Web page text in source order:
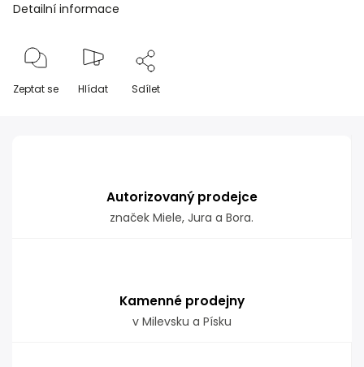
Detailní informace
Zeptat se Hlídat Sdílet
Autorizovaný prodejce
značek Miele, Jura a Bora.
Kamenné prodejny
v Milevsku a Písku